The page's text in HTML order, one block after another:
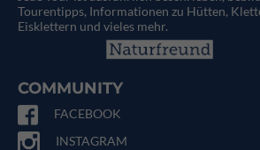
Tourentipps, Informationen zu Hütten,
Eisklettern und vieles mehr.
COMMUNITY
FACEBOOK
INSTAGRAM